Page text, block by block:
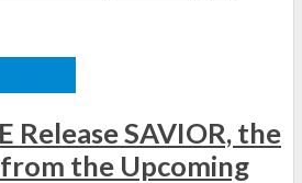
Release SAVIOR, the
the Upcoming